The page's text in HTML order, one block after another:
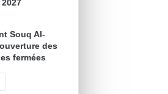
Souq Al-
des
fermées